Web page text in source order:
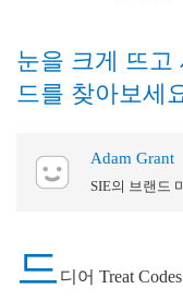
눈을 크게 뜨고
드를 찾아보세
Adam Grant
SIE의 브랜드
드 디어 Treat